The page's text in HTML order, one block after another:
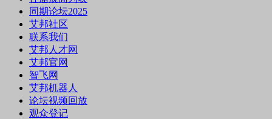
同期论坛2025
艾邦社区
联系我们
艾邦人才网
艾邦官网
智飞网
艾邦机器人
论坛视频回放
观众登记